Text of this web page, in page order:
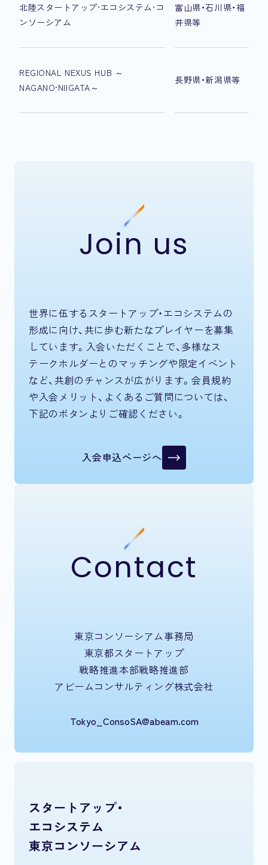
北陸スタートアップ·エコシステム·コ
ンソーシアム
富山県・石川県・福
井県等
REGIONAL NEXUS HUB ～
NAGANO·NIIGATA～
長野県・新潟県等
Join us
世界に伍するスタートアップ・エコシステムの
形成に向け、共に歩む新たなプレイヤーを募集
しています。入会いただくことで、多様なス
テークホルダーとのマッチングや限定イベント
など、共創のチャンスが広がります。会員規約
や入会メリット、よくあるご質問については、
下記のボタンよりご確認ください。
入会申込ページへ
Contact
東京コンソーシアム事務局
東京都スタートアップ
戦略推進本部戦略推進部
アビームコンサルティング株式会社
Tokyo_ConsoSA@abeam.com
スタートアップ・
エコシステム
東京コンソーシアム